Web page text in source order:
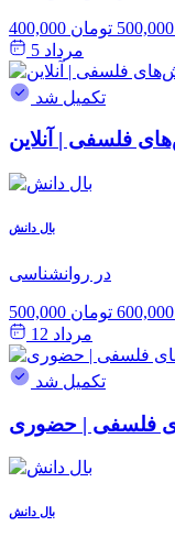
500,000 تومان
مرداد 5
تکمیل شد
بال دانش
در روانشناسی
600,000 تومان
مرداد 12
تکمیل شد
بال دانش